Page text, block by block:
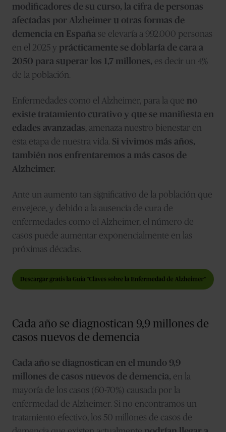
modificadores de su curso, la cifra de personas
afectadas por Alzheimer u otras formas de
demencia en España se elevaría a 992.000 personas
en el 2025 y prácticamente se doblaría de cara a
2050 para superar los 1,7 millones, es decir un 4%
de la población.
Enfermedades como el Alzheimer, para la que no
existe tratamiento curativo y que se manifiesta en
edades avanzadas, amenaza nuestro bienestar en
esta etapa de nuestra vida. Si vivimos más años,
también nos enfrentaremos a más casos de
Alzheimer.
Ante un aumento tan significativo de la población que
envejece, y debido a la ausencia de cura de
enfermedades como el Alzheimer, el número de
casos puede aumentar exponencialmente en las
próximas décadas.
Cada año se diagnostican 9,9 millones de
casos nuevos de demencia
Cada año se diagnostican en el mundo 9,9
millones de casos nuevos de demencia, en la
mayoría de los casos (60-70%) causada por la
enfermedad de Alzheimer. Si no encontramos un
tratamiento efectivo, los 50 millones de casos de